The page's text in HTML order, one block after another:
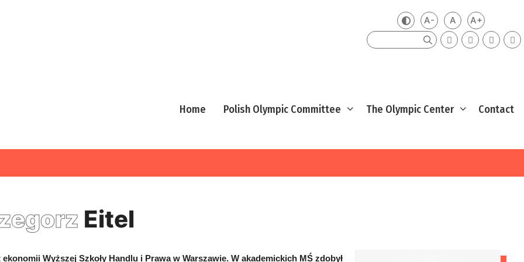
Zmień kontrast
A-Mniejsza czcionka
ADomyślna
A+Większa
Szukaj
Home Polish Olympic Committee The Olympic Center Contact
Eitel
Wyższej Szkoły Handlu i Prawa w Warszawie. W akademickich MŚ zdobył